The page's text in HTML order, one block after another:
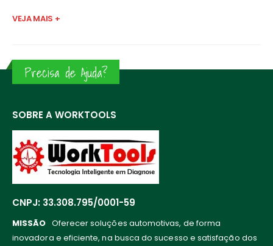
VEJA MAIS +
Precisa de Ajuda?
SOBRE A WORKTOOLS
CNPJ: 33.308.795/0001-59
MISSÃO Oferecer soluções automotivas, de forma
inovadora e eficiente, na busca do sucesso e satisfação dos